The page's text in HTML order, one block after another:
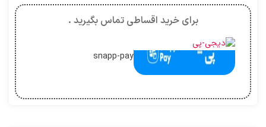
برای خرید اقساطی تماس بگیرید .
snapp-pay